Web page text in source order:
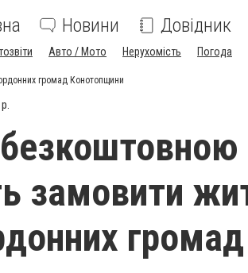
Новини Довідник
Авто / Мото Нерухомість Погода
громад Конотопщини
замовити